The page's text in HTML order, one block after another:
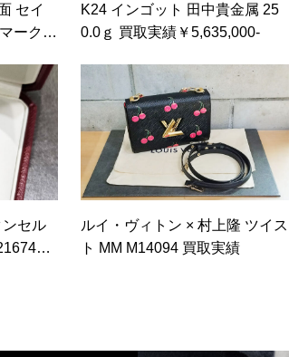
セイ
ーク 1
K24 インゴット 田中貴金属 25
0.0ｇ 買取実績￥5,635,000-
セル
ルイ・ヴィトン × 村上隆 ツイス
ト MM M14094 買取実績